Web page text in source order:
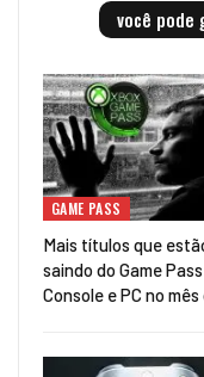
você pode
GAME PASS
Mais títulos que
saindo do Game
Console e PC no